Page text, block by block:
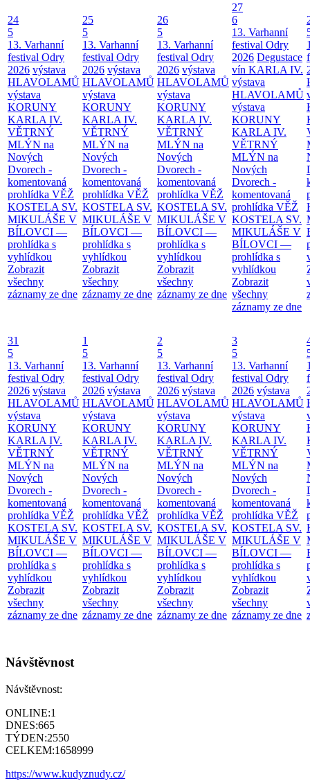
24
5
13. Varhanní
festival Odry
2026 výstava
HLAVOLAMŮ
výstava
KORUNY
KARLA IV.
VĚTRNÝ
MLÝN na
Nových
Dvorech -
komentovaná
prohlídka VĚŽ
KOSTELA SV.
MIKULÁŠE V
BÍLOVCI —
prohlídka s
vyhlídkou
Zobrazit
všechny
záznamy ze dne
25
5
13. Varhanní
festival Odry
2026 výstava
HLAVOLAMŮ
výstava
KORUNY
KARLA IV.
VĚTRNÝ
MLÝN na
Nových
Dvorech -
komentovaná
prohlídka VĚŽ
KOSTELA SV.
MIKULÁŠE V
BÍLOVCI —
prohlídka s
vyhlídkou
Zobrazit
všechny
záznamy ze dne
26
5
13. Varhanní
festival Odry
2026 výstava
HLAVOLAMŮ
výstava
KORUNY
KARLA IV.
VĚTRNÝ
MLÝN na
Nových
Dvorech -
komentovaná
prohlídka VĚŽ
KOSTELA SV.
MIKULÁŠE V
BÍLOVCI —
prohlídka s
vyhlídkou
Zobrazit
všechny
záznamy ze dne
27
6
13. Varhanní
festival Odry
2026 Degustace
vín KARLA IV.
výstava
HLAVOLAMŮ
výstava
KORUNY
KARLA IV.
VĚTRNÝ
MLÝN na
Nových
Dvorech -
komentovaná
prohlídka VĚŽ
KOSTELA SV.
MIKULÁŠE V
BÍLOVCI —
prohlídka s
vyhlídkou
Zobrazit
všechny
záznamy ze dne
31
5
13. Varhanní
festival Odry
2026 výstava
HLAVOLAMŮ
výstava
KORUNY
KARLA IV.
VĚTRNÝ
MLÝN na
Nových
Dvorech -
komentovaná
prohlídka VĚŽ
KOSTELA SV.
MIKULÁŠE V
BÍLOVCI —
prohlídka s
vyhlídkou
Zobrazit
všechny
záznamy ze dne
1
5
13. Varhanní
festival Odry
2026 výstava
HLAVOLAMŮ
výstava
KORUNY
KARLA IV.
VĚTRNÝ
MLÝN na
Nových
Dvorech -
komentovaná
prohlídka VĚŽ
KOSTELA SV.
MIKULÁŠE V
BÍLOVCI —
prohlídka s
vyhlídkou
Zobrazit
všechny
záznamy ze dne
2
5
13. Varhanní
festival Odry
2026 výstava
HLAVOLAMŮ
výstava
KORUNY
KARLA IV.
VĚTRNÝ
MLÝN na
Nových
Dvorech -
komentovaná
prohlídka VĚŽ
KOSTELA SV.
MIKULÁŠE V
BÍLOVCI —
prohlídka s
vyhlídkou
Zobrazit
všechny
záznamy ze dne
3
5
13. Varhanní
festival Odry
2026 výstava
HLAVOLAMŮ
výstava
KORUNY
KARLA IV.
VĚTRNÝ
MLÝN na
Nových
Dvorech -
komentovaná
prohlídka VĚŽ
KOSTELA SV.
MIKULÁŠE V
BÍLOVCI —
prohlídka s
vyhlídkou
Zobrazit
všechny
záznamy ze dne
Návštěvnost
Návštěvnost:
ONLINE:1
DNES:665
TÝDEN:2550
CELKEM:1658999
https://www.kudyznudy.cz/